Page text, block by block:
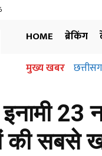
HOME ब्रेकिंग
मुख्य खबर
23
की सबसे